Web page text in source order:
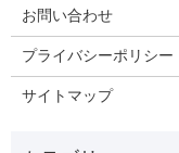
お問い合わせ
プライバシーポリシー
サイトマップ